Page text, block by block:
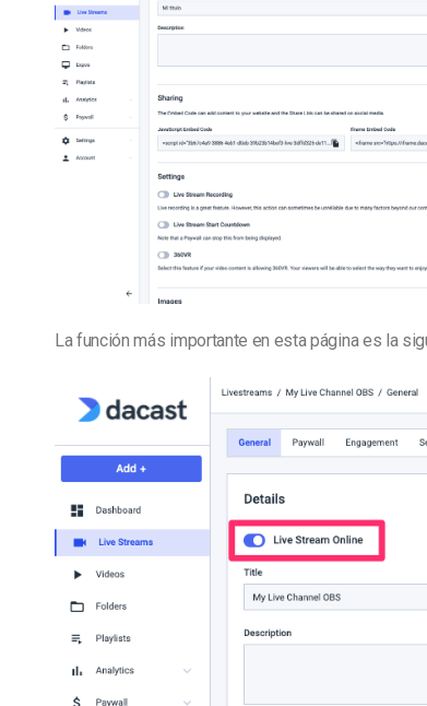
La función más importante en esta página es la